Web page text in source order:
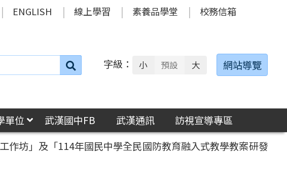
ENGLISH 線上學習 素養品學堂 校務信箱
搜
字級： 小 預設 大 網站導覽
單位 武漢國中FB 武漢通訊
訪視宣導專區
作坊」及「114年國民中學全民國防教育融入式教學教案研發